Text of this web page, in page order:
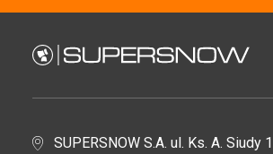
SUPERSNOW S.A. ul. Ks. A. Siudy